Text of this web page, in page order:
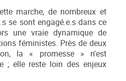
marche, de nombreux et
se sont engagé.e.s dans ce
une vraie dynamique de
féministes. Près de deux
la « promesse » n'est
; elle reste loin des enjeux